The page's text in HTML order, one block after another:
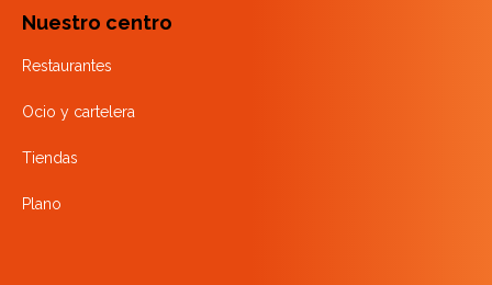
Nuestro centro
Restaurantes
Ocio y cartelera
Tiendas
Plano